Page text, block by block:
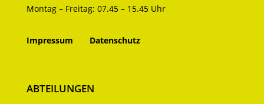
Montag – Freitag: 07.45 – 15.45 Uhr
Impressum Datenschutz
ABTEILUNGEN